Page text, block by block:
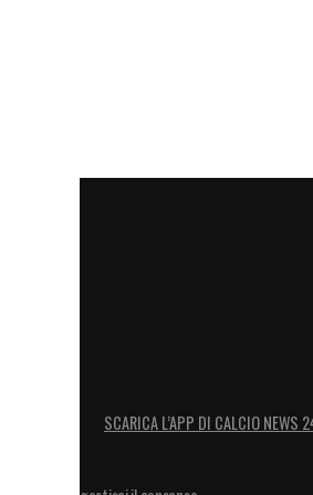
LA PLAYLIST DELLE
SCARICA L’APP DI CALCIO NEWS